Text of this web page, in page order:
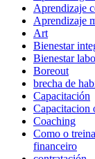
Aprendizaje
Aprendizaje
Art
Bienestar
Bienestar
Boreout
brecha de
Capacitación
Capacitacion
Coaching
Como o
financeiro